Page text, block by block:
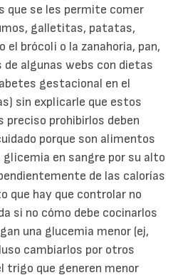
que se les permite comer
galletitas, patatas,
el brócoli o la zanahoria, pan,
de algunas webs con dietas
gestacional en el
sin explicarle que estos
preciso prohibirlos deben
porque son alimentos
glicemia en sangre por su alto
de las calorías
que hay que controlar no
si no cómo debe cocinarlos
una glucemia menor (ej,
cambiarlos por otros
trigo que generen menor